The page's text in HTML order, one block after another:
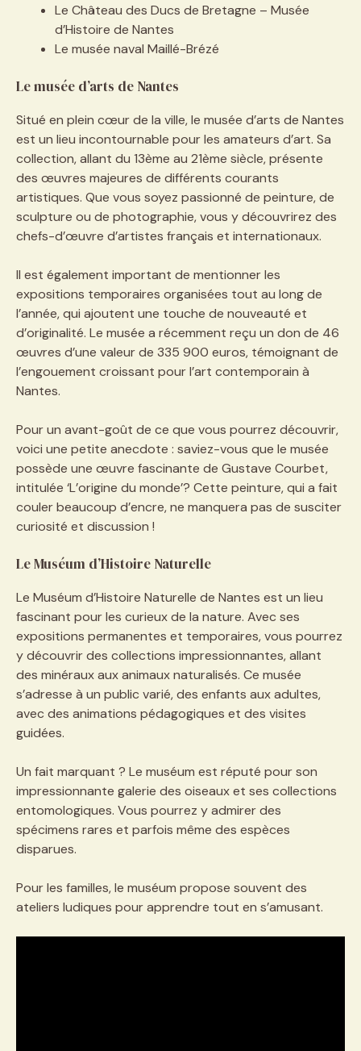
Le Château des Ducs de Bretagne – Musée
d’Histoire de Nantes
Le musée naval Maillé-Brézé
Le musée d’arts de Nantes
Situé en plein cœur de la ville, le musée d’arts de Nantes
est un lieu incontournable pour les amateurs d’art. Sa
collection, allant du 13ème au 21ème siècle, présente
des œuvres majeures de différents courants
artistiques. Que vous soyez passionné de peinture, de
sculpture ou de photographie, vous y découvrirez des
chefs-d’œuvre d’artistes français et internationaux.
Il est également important de mentionner les
expositions temporaires organisées tout au long de
l’année, qui ajoutent une touche de nouveauté et
d’originalité. Le musée a récemment reçu un don de 46
œuvres d’une valeur de 335 900 euros, témoignant de
l’engouement croissant pour l’art contemporain à
Nantes.
Pour un avant-goût de ce que vous pourrez découvrir,
voici une petite anecdote : saviez-vous que le musée
possède une œuvre fascinante de Gustave Courbet,
intitulée ‘L’origine du monde’? Cette peinture, qui a fait
couler beaucoup d’encre, ne manquera pas de susciter
curiosité et discussion !
Le Muséum d’Histoire Naturelle
Le Muséum d’Histoire Naturelle de Nantes est un lieu
fascinant pour les curieux de la nature. Avec ses
expositions permanentes et temporaires, vous pourrez
y découvrir des collections impressionnantes, allant
des minéraux aux animaux naturalisés. Ce musée
s’adresse à un public varié, des enfants aux adultes,
avec des animations pédagogiques et des visites
guidées.
Un fait marquant ? Le muséum est réputé pour son
impressionnante galerie des oiseaux et ses collections
entomologiques. Vous pourrez y admirer des
spécimens rares et parfois même des espèces
disparues.
Pour les familles, le muséum propose souvent des
ateliers ludiques pour apprendre tout en s’amusant.